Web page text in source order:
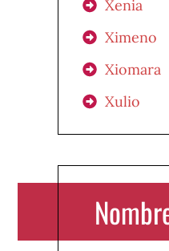
Xenia
Ximeno
Xiomara
Xulio